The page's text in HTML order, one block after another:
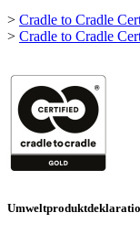
> Cradle to Cradle
> Cradle to Cradle